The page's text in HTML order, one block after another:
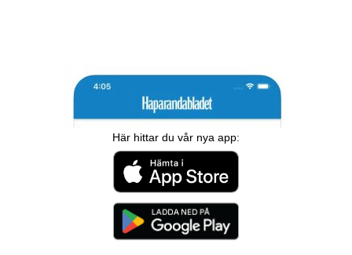
Här hittar du vår nya app: